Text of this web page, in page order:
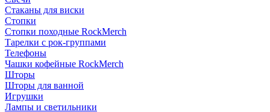
Стаканы для виски
Стопки
Стопки походные RockMerch
Тарелки с рок-группами
Телефоны
Чашки кофейные RockMerch
Шторы
Шторы для ванной
Игрушки
Лампы и светильники